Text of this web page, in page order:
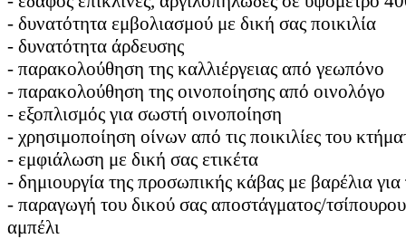
- δυνατότητα εμβολιασμού με δική σας ποικιλία
- δυνατότητα άρδευσης
- παρακολούθηση της καλλιέργειας από γεωπόνο
- παρακολούθηση της οινοποίησης από οινολόγο
- εξοπλισμός για σωστή οινοποίηση
- χρησιμοποίηση οίνων από τις ποικιλίες του
- εμφιάλωση με δική σας ετικέτα
- δημιουργία της προσωπικής κάβας με βαρέλια
- παραγωγή του δικού σας αποστάγματος/
αμπέλι